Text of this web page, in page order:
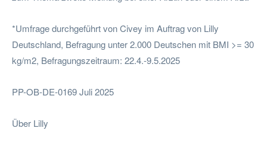
*Umfrage durchgeführt von Civey im Auftrag von Lilly
Deutschland, Befragung unter 2.000 Deutschen mit BMI >= 30
kg/m2, Befragungszeitraum: 22.4.-9.5.2025
PP-OB-DE-0169 Juli 2025
Über Lilly